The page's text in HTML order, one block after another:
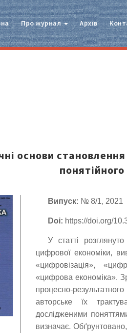
Про журнал Архів
основи
Випуск: № 8/1, 2021
Doi: https://doi.org/
У статті
цифрової економіки,
«цифровізація»,
«цифрова економіка».
процесно-
авторське їх
дослідженими
визначає.